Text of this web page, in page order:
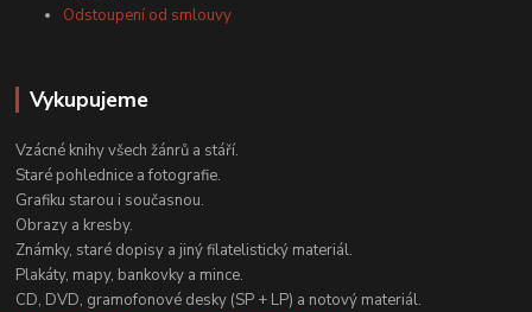
Odstoupení od smlouvy
Vykupujeme
Vzácné knihy všech žánrů a stáří.
Staré pohlednice a fotografie.
Grafiku starou i současnou.
Obrazy a kresby.
Známky, staré dopisy a jiný filatelistický materiál.
Plakáty, mapy, bankovky a mince.
CD, DVD, gramofonové desky (SP + LP) a notový materiál.